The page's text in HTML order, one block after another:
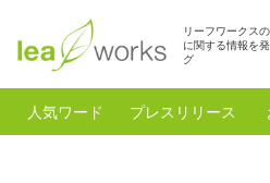
リーフワークス
に関する情報を
グ
人気ワード プレスリリース